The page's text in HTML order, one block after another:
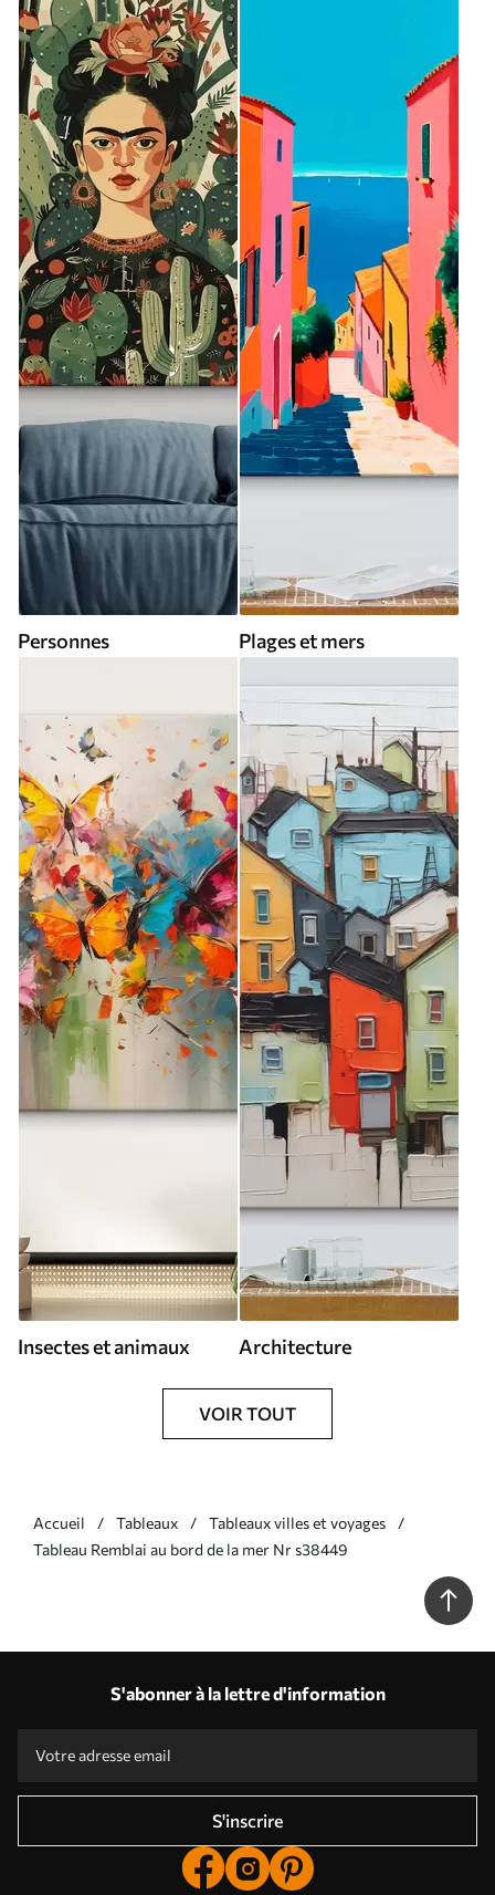
Personnes Plages et mers
Insectes et animaux Architecture
VOIR TOUT
Accueil Tableaux
Tableaux villes et voyages
Tableau Remblai au bord de la mer Nr s38449
S'abonner à la lettre d'information
S'inscrire